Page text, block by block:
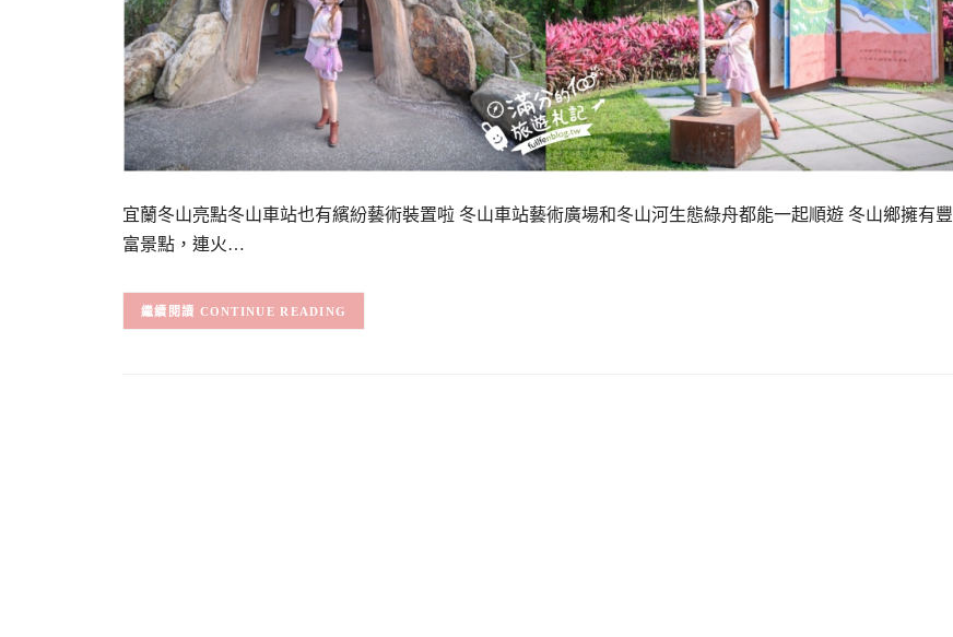
宜蘭冬山亮點冬山車站也有繽紛藝術裝置啦 冬山車站藝術廣場和冬山河生態綠舟都能一起順遊 冬山鄉擁有豐
富景點，連火…
CONTINUE READING